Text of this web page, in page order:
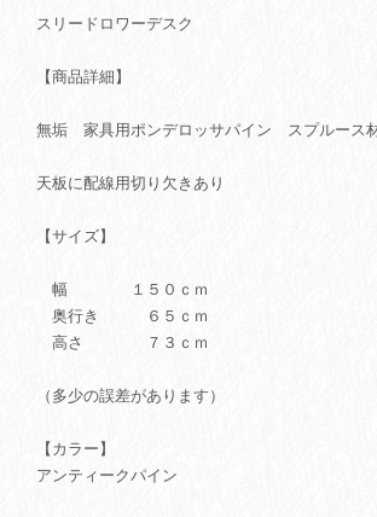
スリードロワーデスク
【商品詳細】
無垢 家具用ポンデロッサパイン スプルース
天板に配線用切り欠きあり
【サイズ】
幅 １５０ｃｍ
奥行き ６５ｃｍ
高さ ７３ｃｍ
（多少の誤差があります）
【カラー】
アンティークパイン